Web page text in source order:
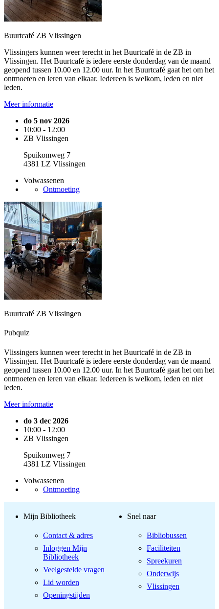
Buurtcafé ZB Vlissingen
Vlissingers kunnen weer terecht in het Buurtcafé in de ZB in
Vlissingen. Het Buurtcafé is iedere eerste donderdag van de maand
geopend tussen 10.00 en 12.00 uur. In het Buurtcafé gaat het om het
ontmoeten en leren van elkaar. Iedereen is welkom, leden en niet
leden.
Meer informatie
do 5 nov 2026
10:00 - 12:00
ZB Vlissingen
Spuikomweg 7
4381 LZ Vlissingen
Volwassenen
Ontmoeting
Buurtcafé ZB Vlissingen
Pubquiz
Vlissingers kunnen weer terecht in het Buurtcafé in de ZB in
Vlissingen. Het Buurtcafé is iedere eerste donderdag van de maand
geopend tussen 10.00 en 12.00 uur. In het Buurtcafé gaat het om het
ontmoeten en leren van elkaar. Iedereen is welkom, leden en niet
leden.
Meer informatie
do 3 dec 2026
10:00 - 12:00
ZB Vlissingen
Spuikomweg 7
4381 LZ Vlissingen
Volwassenen
Ontmoeting
Mijn Bibliotheek
Contact & adres
Inloggen Mijn
Bibliotheek
Veelgestelde vragen
Lid worden
Openingstijden
Snel naar
Bibliobussen
Faciliteiten
Spreekuren
Onderwijs
Vlissingen